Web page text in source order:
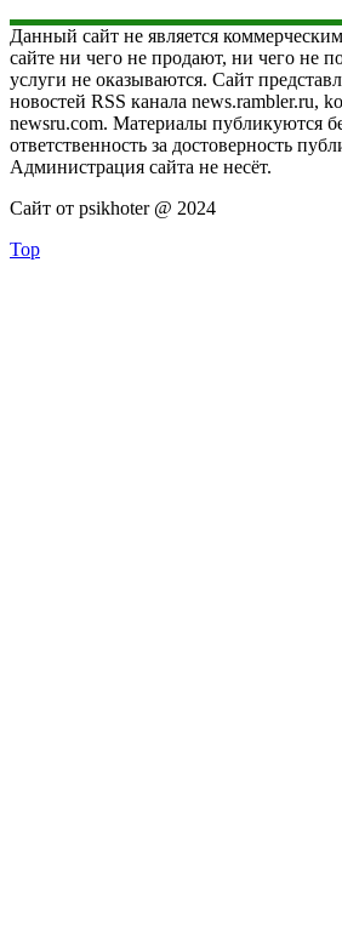
Данный сайт не является
сайте ни чего не продают, ни чего не
услуги не оказываются. Сайт
новостей RSS канала news.rambler.ru,
newsru.com. Материалы публикуются
ответственность за достоверность
Администрация сайта не несёт.
Сайт от psikhoter @ 2024
Top